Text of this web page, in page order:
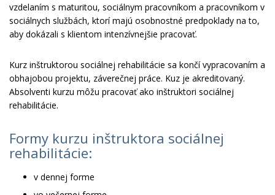
vzdelaním s maturitou, sociálnym pracovníkom a pracovníkom v
sociálnych službách, ktorí majú osobnostné predpoklady na to,
aby dokázali s klientom intenzívnejšie pracovať.
Kurz inštruktorou sociálnej rehabilitácie sa končí vypracovaním a
obhajobou projektu, záverečnej práce. Kuz je akreditovaný.
Absolventi kurzu môžu pracovať ako inštruktori sociálnej
rehabilitácie.
Formy kurzu inštruktora sociálnej
rehabilitácie:
v dennej forme